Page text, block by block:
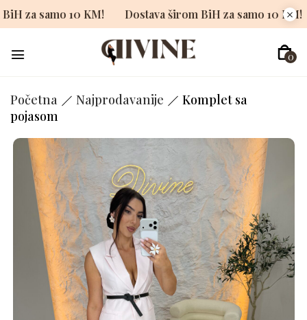
BiH za samo 10 KM! Dostava širom BiH za samo
0
Početna Najprodavanije
Komplet sa
pojasom